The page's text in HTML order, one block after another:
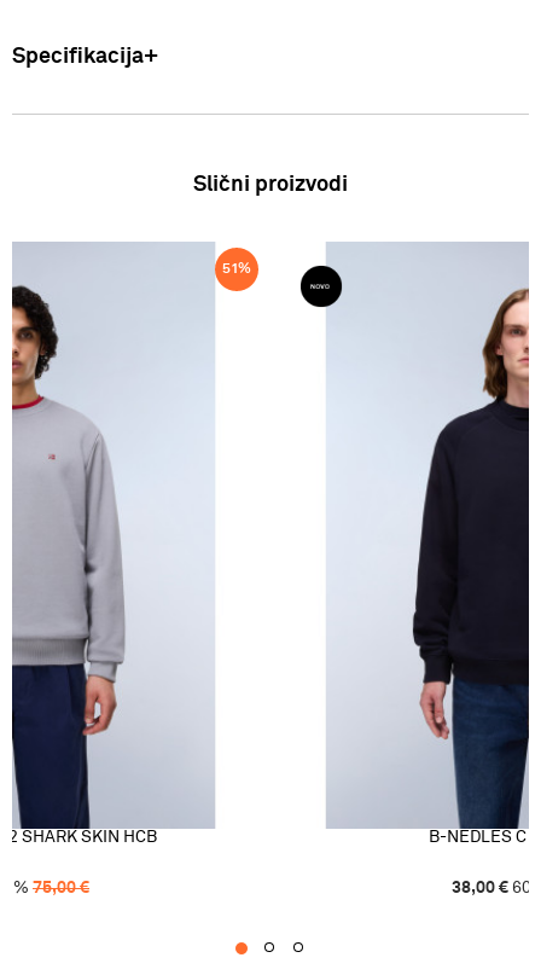
Specifikacija
Bangladeš Sastav: 100% Pamuk SS26
Slični proizvodi
51%
2 SHARK SKIN HCB
% 75,00€
B-NEDLES C
38,00 € 60